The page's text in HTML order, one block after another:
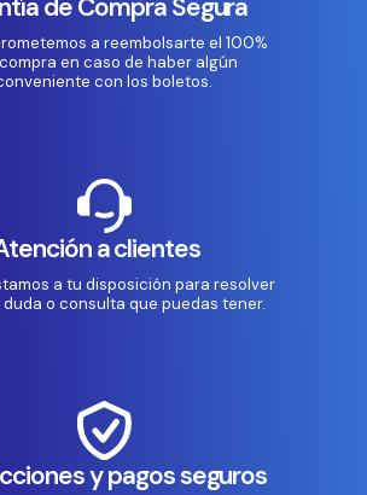
de Compra Segura
a reembolsarte el 100%
en caso de haber algún
con los boletos.
a clientes
a tu disposición para resolver
o consulta que puedas tener.
y pagos seguros